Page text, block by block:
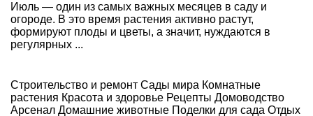
Июль — один из самых важных месяцев в саду и
огороде. В это время растения активно растут,
формируют плоды и цветы, а значит, нуждаются в
регулярных ...
Строительство и ремонт Сады мира Комнатные
растения Красота и здоровье Рецепты Домоводство
Арсенал Домашние животные Поделки для сада Отдых